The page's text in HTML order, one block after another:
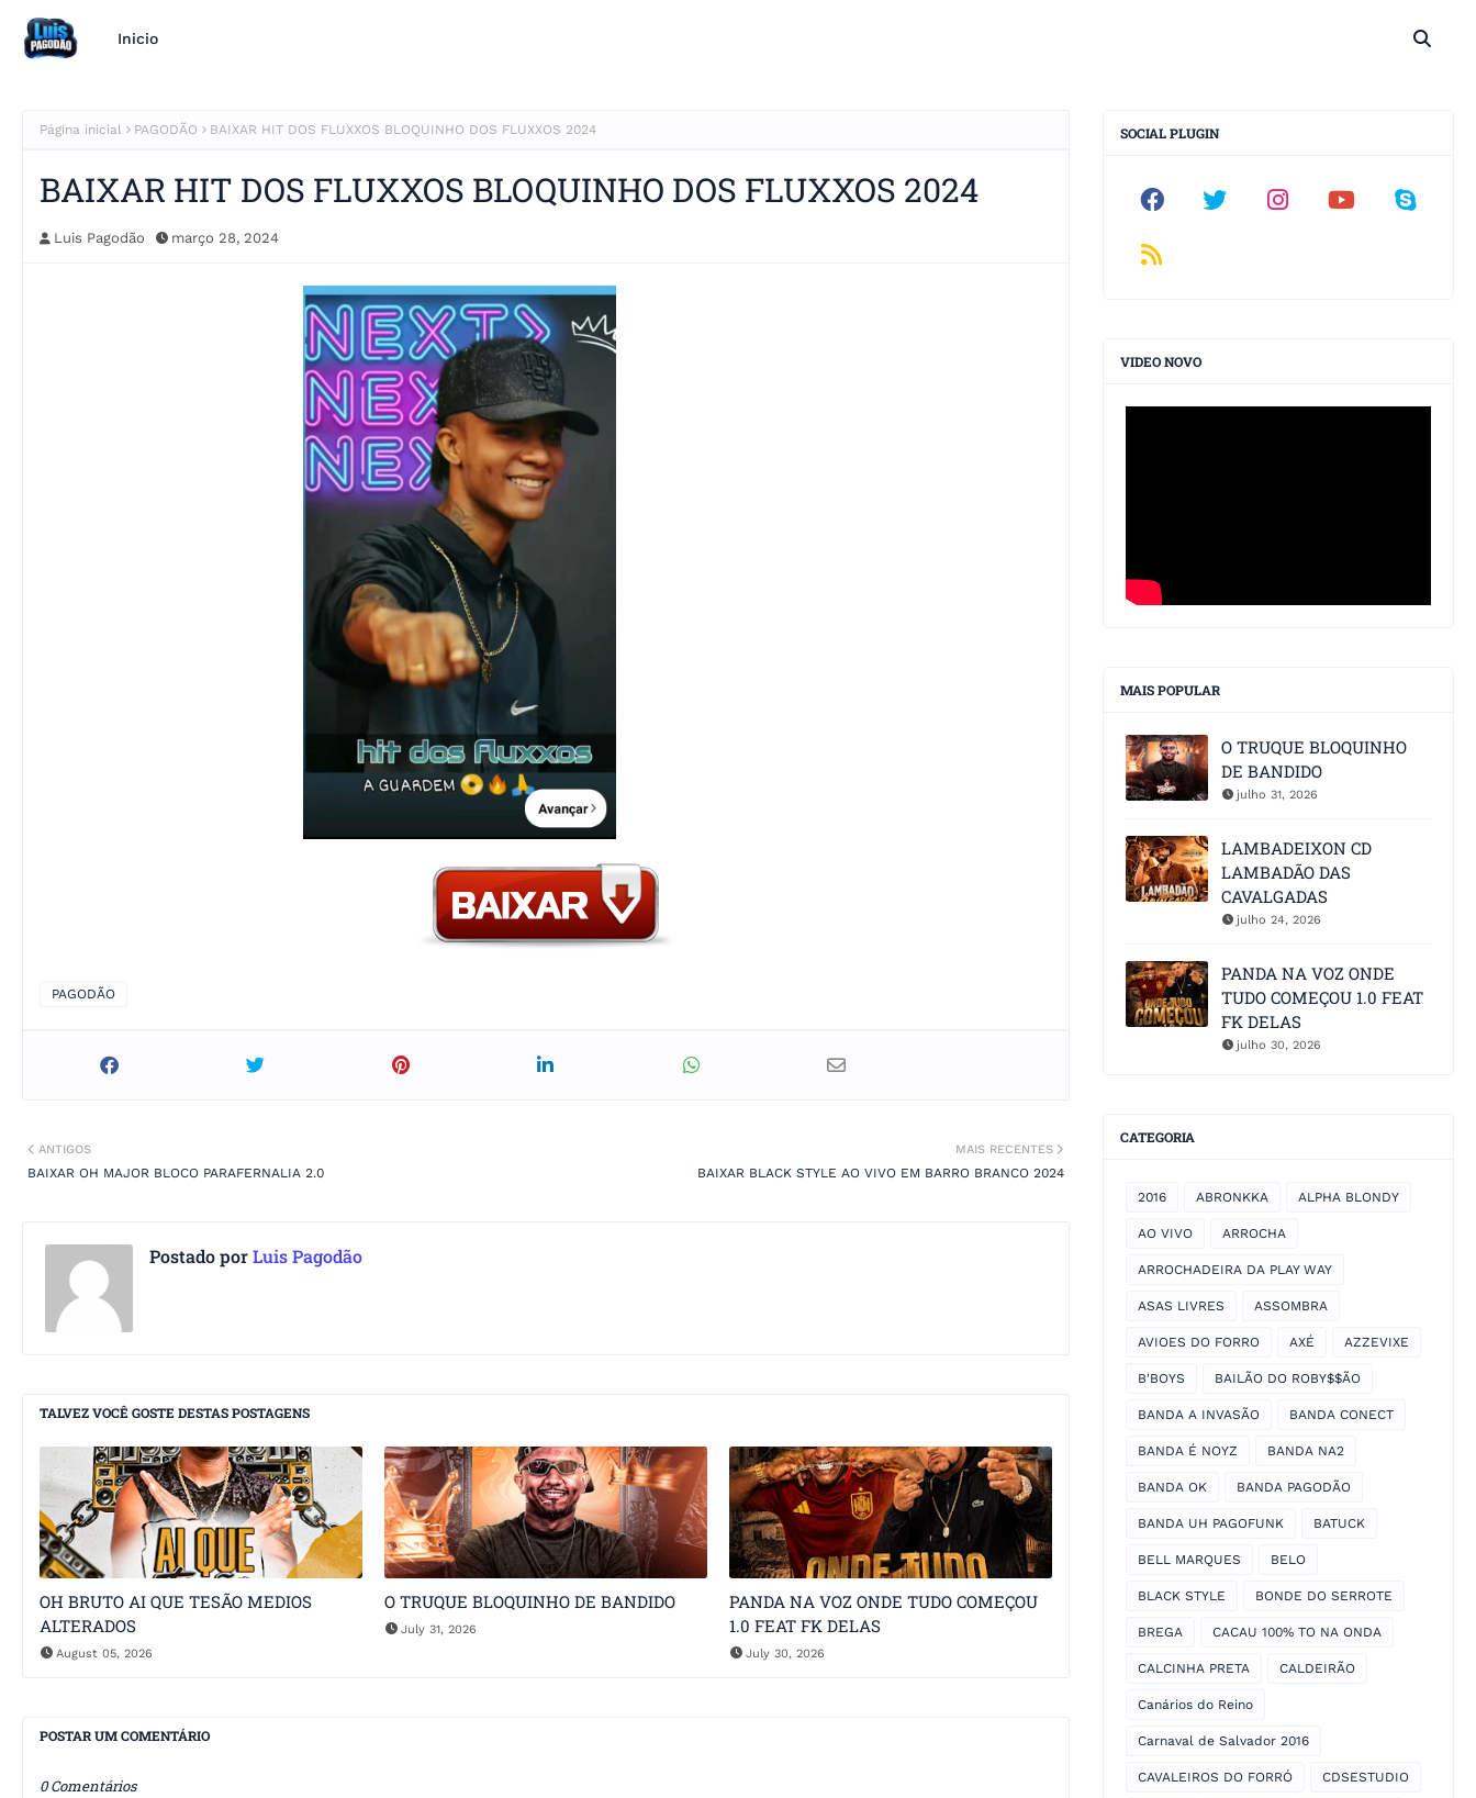
Inicio
Página inicial PAGODÃO BAIXAR HIT DOS FLUXXOS BLOQUINHO DOS FLUXXOS 2024
BAIXAR HIT DOS FLUXXOS BLOQUINHO DOS FLUXXOS 2024
Luis Pagodão março 28, 2024
PAGODÃO
MAIS RECENTES
BAIXAR BLACK STYLE AO VIVO EM BARRO BRANCO 2024
ANTIGOS
BAIXAR OH MAJOR BLOCO PARAFERNALIA 2.0
Postado porLuis Pagodão
TALVEZ VOCÊ GOSTE DESTAS POSTAGENS
OH BRUTO AI QUE TESÃO MEDIOS
ALTERADOS
August 05, 2026
O TRUQUE BLOQUINHO DE BANDIDO
July 31, 2026
PANDA NA VOZ ONDE TUDO COMEÇOU
1.0 FEAT FK DELAS
July 30, 2026
POSTAR UM COMENTÁRIO
0 Comentários
SOCIAL PLUGIN
VIDEO NOVO
MAIS POPULAR
O TRUQUE BLOQUINHO
DE BANDIDO
julho 31, 2026
LAMBADEIXON CD
LAMBADÃO DAS
CAVALGADAS
julho 24, 2026
PANDA NA VOZ ONDE
TUDO COMEÇOU 1.0 FEAT
FK DELAS
julho 30, 2026
CATEGORIA
2016 ABRONKKA ALPHA BLONDY
AO VIVO ARROCHA
ARROCHADEIRA DA PLAY WAY
ASAS LIVRES ASSOMBRA
AVIOES DO FORRO AXÉ AZZEVIXE
B'BOYS BAILÃO DO ROBY$$ÃO
BANDA A INVASÃO BANDA CONECT
BANDA É NOYZ BANDA NA2
BANDA OK BANDA PAGODÃO
BANDA UH PAGOFUNK BATUCK
BELL MARQUES BELO
BLACK STYLE BONDE DO SERROTE
BREGA CACAU 100% TO NA ONDA
CALCINHA PRETA CALDEIRÃO
Canários do Reino
Carnaval de Salvador 2016
CAVALEIROS DO FORRÓ CDSESTUDIO